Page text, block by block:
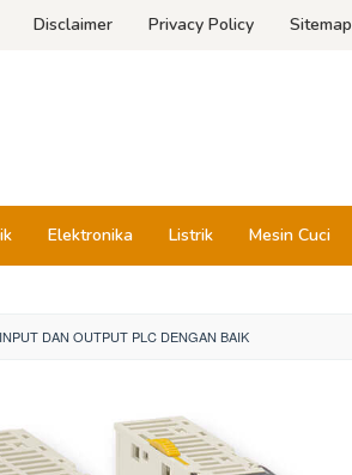
Disclaimer Privacy Policy Sitemap
Elektronika Listrik Mesin Cuci
DAN OUTPUT PLC DENGAN BAIK